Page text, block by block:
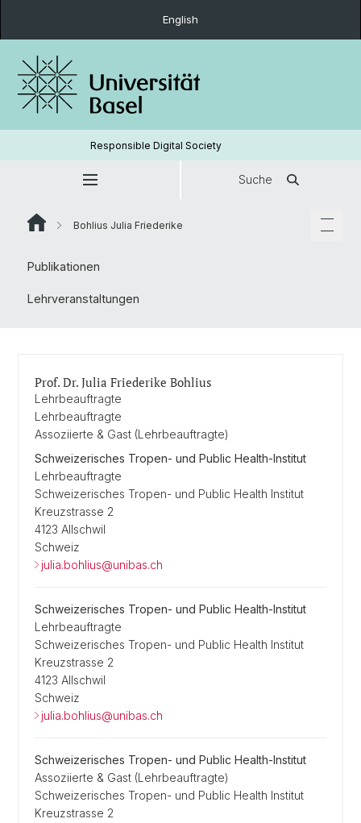
English
Responsible Digital Society
Suche
Bohlius Julia Friederike
Publikationen
Lehrveranstaltungen
Prof. Dr. Julia Friederike Bohlius
Lehrbeauftragte
Lehrbeauftragte
Assoziierte & Gast (Lehrbeauftragte)
Schweizerisches Tropen- und Public Health-Institut
Lehrbeauftragte
Schweizerisches Tropen- und Public Health Institut
Kreuzstrasse 2
4123 Allschwil
Schweiz
julia.bohlius@unibas.ch
Schweizerisches Tropen- und Public Health-Institut
Lehrbeauftragte
Schweizerisches Tropen- und Public Health Institut
Kreuzstrasse 2
4123 Allschwil
Schweiz
julia.bohlius@unibas.ch
Schweizerisches Tropen- und Public Health-Institut
Assoziierte & Gast (Lehrbeauftragte)
Schweizerisches Tropen- und Public Health Institut
Kreuzstrasse 2